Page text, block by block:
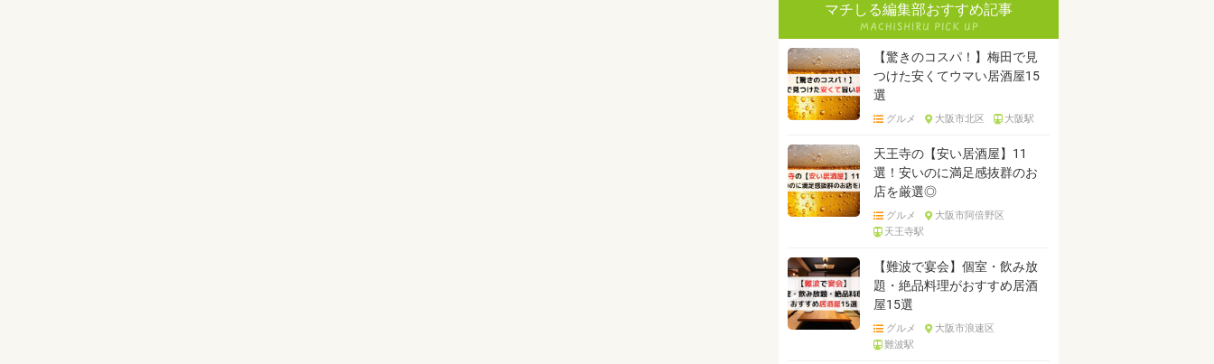
マチしる編集部おすすめ記事
【驚きのコスパ！】梅田で見
つけた安くてウマい居酒屋15
選
グルメ 大阪市北区 大阪駅
天王寺の【安い居酒屋】11
選！安いのに満足感抜群のお
店を厳選◎
グルメ
大阪市阿倍野区
天王寺駅
【難波で宴会】個室・飲み放
題・絶品料理がおすすめ居酒
屋15選
グルメ
大阪市浪速区
難波駅